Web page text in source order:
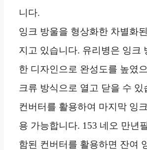
니다.
잉크 방울을 형상화한 차별화
지고 있습니다. 유리병은 잉크
한 디자인으로 완성도를 높였
크류 방식으로 열고 닫을 수 있
컨버터를 활용하여 마지막 잉
용 가능합니다. 153 네오 만년
함된 컨버터를 활용하면 잔여